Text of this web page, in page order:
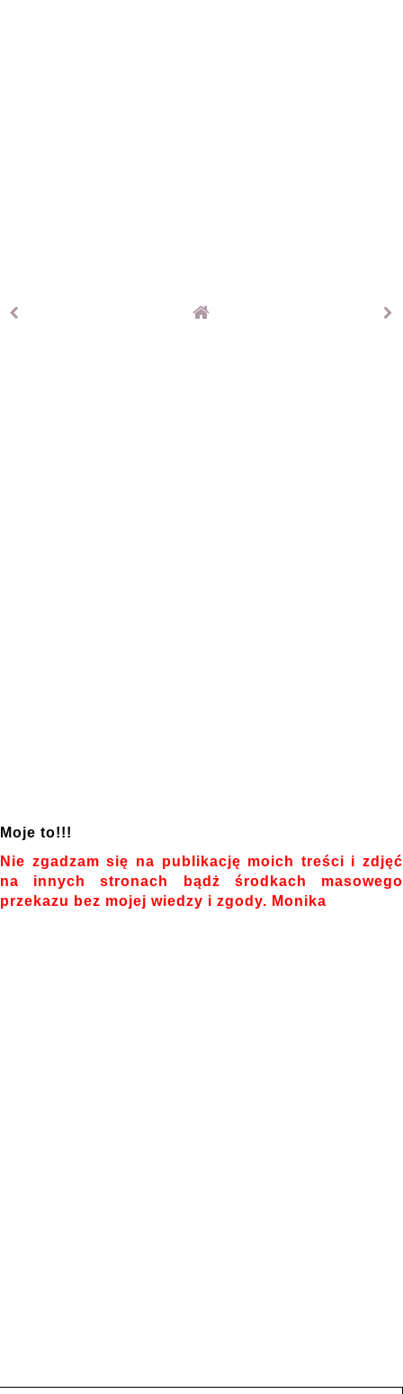
Moje to!!!
Nie zgadzam się na publikację moich treści i zdjęć
na innych stronach bądż środkach masowego
przekazu bez mojej wiedzy i zgody. Monika